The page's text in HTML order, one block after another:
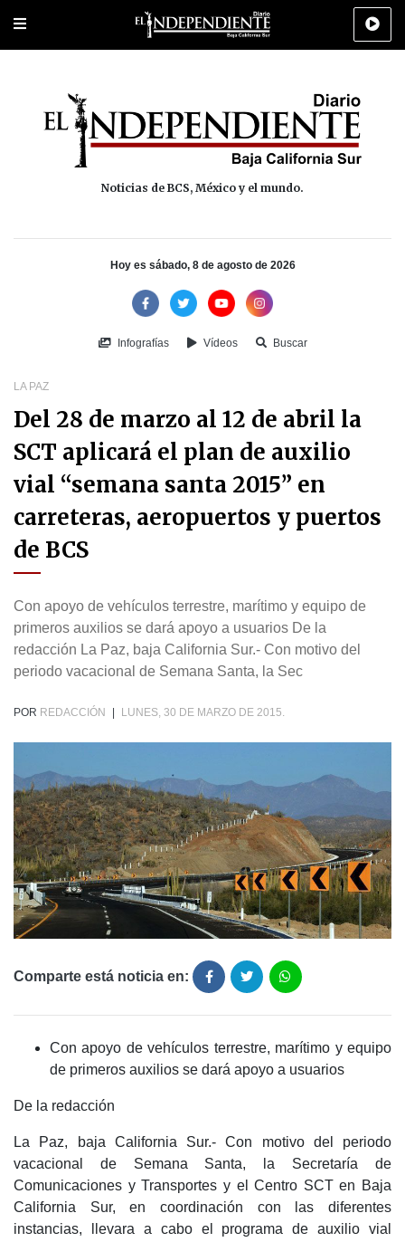
Portada Los Cabos Policiaca Deportes Cultura
Noticias de BCS, México y el mundo.
Hoy es sábado, 8 de agosto de 2026
Infografías Vídeos Buscar
LA PAZ
Del 28 de marzo al 12 de abril la
SCT aplicará el plan de auxilio
vial “semana santa 2015” en
carreteras, aeropuertos y puertos
de BCS
Con apoyo de vehículos terrestre, marítimo y equipo de
primeros auxilios se dará apoyo a usuarios De la
redacción La Paz, baja California Sur.- Con motivo del
periodo vacacional de Semana Santa, la Sec
POR REDACCIÓN LUNES, 30 DE MARZO DE 2015.
Comparte está noticia en:
Con apoyo de vehículos terrestre, marítimo y equipo
de primeros auxilios se dará apoyo a usuarios
De la redacción
La Paz, baja California Sur.- Con motivo del periodo
vacacional de Semana Santa, la Secretaría de
Comunicaciones y Transportes y el Centro SCT en Baja
California Sur, en coordinación con las diferentes
instancias, llevara a cabo el programa de auxilio vial